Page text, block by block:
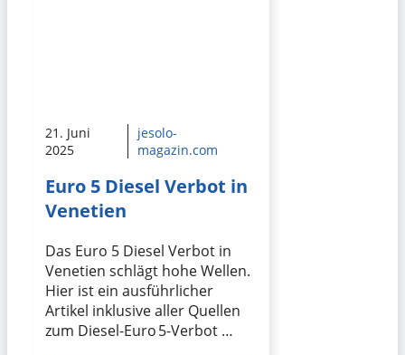
21. Juni
2025
jesolo-
magazin.com
Euro 5 Diesel Verbot in
Venetien
Das Euro 5 Diesel Verbot in
Venetien schlägt hohe Wellen.
Hier ist ein ausführlicher
Artikel inklusive aller Quellen
zum Diesel-Euro 5-Verbot …